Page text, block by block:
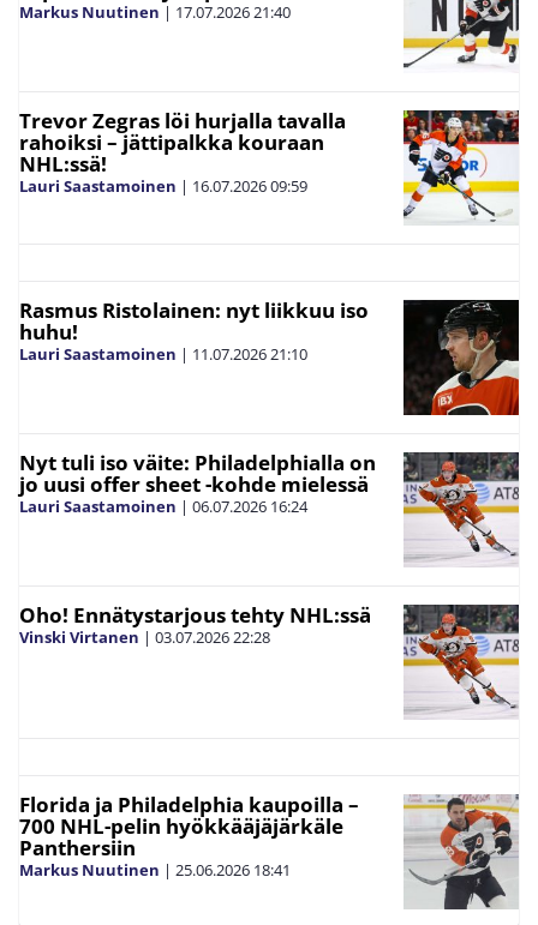
Markus Nuutinen | 17.07.202621:40
Trevor Zegras löi hurjalla tavalla
rahoiksi – jättipalkka kouraan
NHL:ssä!
Lauri Saastamoinen | 16.07.202609:59
Rasmus Ristolainen: nyt liikkuu iso
huhu!
Lauri Saastamoinen | 11.07.202621:10
Nyt tuli iso väite: Philadelphialla on
jo uusi offer sheet -kohde mielessä
Lauri Saastamoinen | 06.07.2026 16:24
Oho! Ennätystarjous tehty NHL:ssä
Vinski Virtanen | 03.07.202622:28
Florida ja Philadelphia kaupoilla –
700 NHL-pelin hyökkääjäjärkäle
Panthersiin
Markus Nuutinen | 25.06.2026 18:41